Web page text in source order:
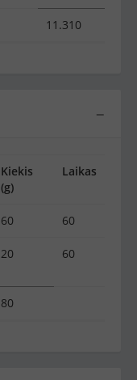
11.310
−
Kiekis
(g)
Laikas
60 60
20 60
80